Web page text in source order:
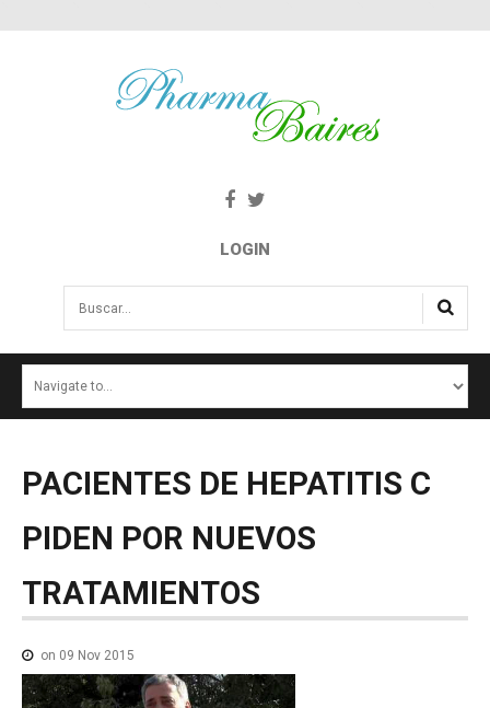
LOGIN
Buscar...
NOTICIAS
NOTICIAS MEDICAMENTOS
CONTACTO
PACIENTES DE HEPATITIS C
PIDEN POR NUEVOS
TRATAMIENTOS
on 09 Nov 2015